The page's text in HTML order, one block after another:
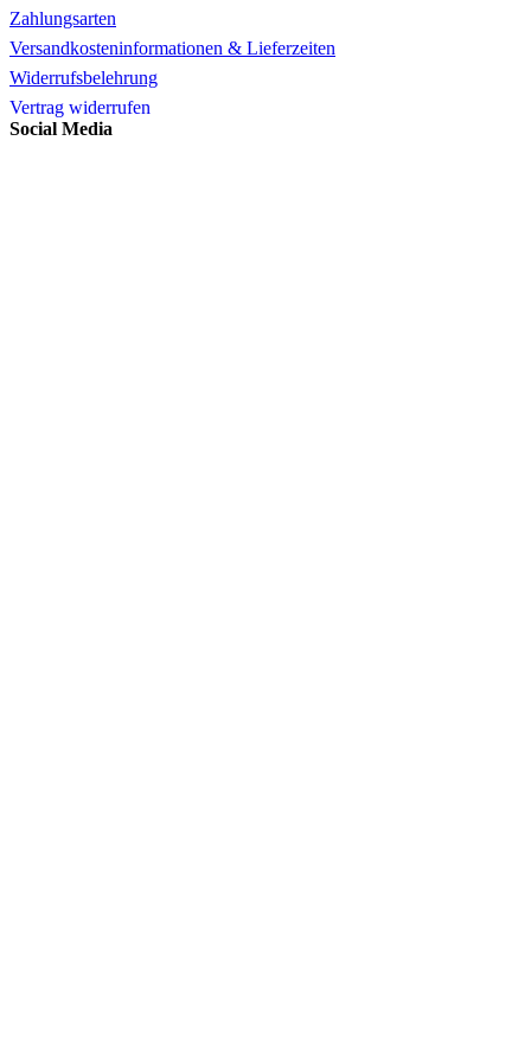
Zahlungsarten
Versandkosteninformationen & Lieferzeiten
Widerrufsbelehrung
Vertrag widerrufen
Social Media